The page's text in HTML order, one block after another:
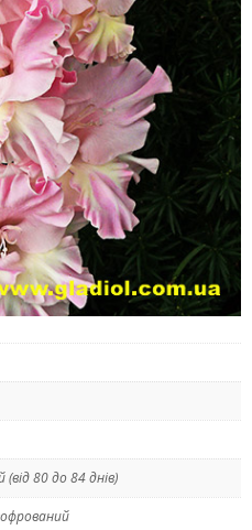
(від 80 до 84 днів)